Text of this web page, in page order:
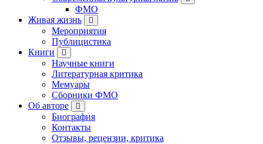
ФМО
Живая жизнь
Мероприятия
Публицистика
Книги
Научные книги
Литературная критика
Мемуары
Сборники ФМО
Об авторе
Биография
Контакты
Отзывы, рецензии, критика